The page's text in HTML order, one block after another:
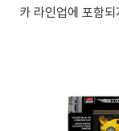
카 라인업에 포함